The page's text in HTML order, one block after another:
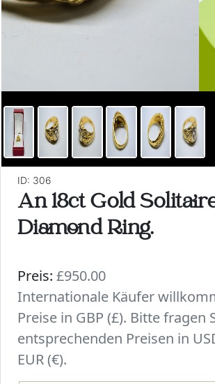
ID: 306
An 18ct Gold
Diamond Ring.
Preis: £950.00
Internationale Käufer
Preise in GBP (£). Bitte fragen
entsprechenden Preisen in
EUR (€).